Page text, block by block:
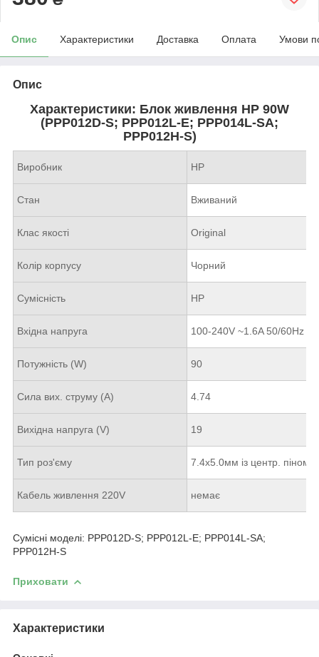
Опис Характеристики Доставка Оплата Умови
Опис
Характеристики: Блок живлення HP 90W
(PPP012D-S; PPP012L-E; PPP014L-SA;
PPP012H-S)
Виробник HP
Стан Вживаний
Клас якості Original
Колір корпусу Чорний
Сумісність HP
Вхідна напруга 100-240V ~1.6A 50/60Hz
Потужність (W) 90
Сила вих. струму (А) 4.74
Вихідна напруга (V) 19
Тип роз'єму 7.4x5.0мм із центр. піном
Кабель живлення 220V немає
Сумісні моделі: PPP012D-S; PPP012L-E; PPP014L-SA;
PPP012H-S
Приховати
Характеристики